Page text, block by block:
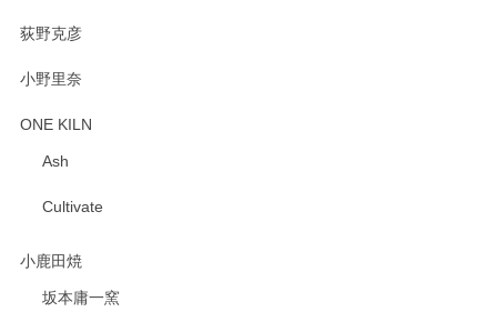
荻野克彦
小野里奈
ONE KILN
Ash
Cultivate
小鹿田焼
坂本庸一窯